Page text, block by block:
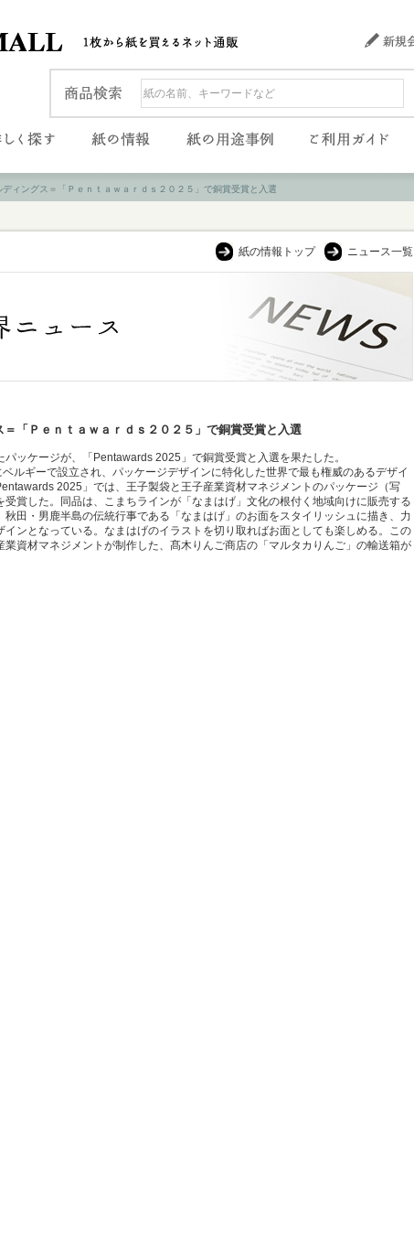
ディングス＝「Ｐｅｎｔａｗａｒｄｓ２０２５」で銅賞受賞と入選
紙の情報トップ ニュース一覧
＝「Ｐｅｎｔａｗａｒｄｓ２０２５」で銅賞受賞と入選
ッケージが、「Pentawards 2025」で銅賞受賞と入選を果たした。
ルギーで設立され、パッケージデザインに特化した世界で最も権威のあるデザイ
2025」では、王子製袋と王子産業資材マネジメントのパッケージ（写
受賞した。同品は、こまちラインが「なまはげ」文化の根付く地域向けに販売する
秋田・男鹿半島の伝統行事である「なまはげ」のお面をスタイリッシュに描き、力
インとなっている。なまはげのイラストを切り取ればお面としても楽しめる。この
業資材マネジメントが制作した、髙木りんご商店の「マルタカりんご」の輸送箱が